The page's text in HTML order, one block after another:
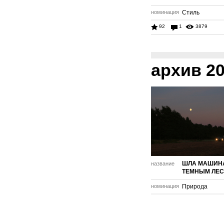
номинация Стиль
92 1 3879
архив
название
ШЛА
ТЕМНЫМ
номинация Природа